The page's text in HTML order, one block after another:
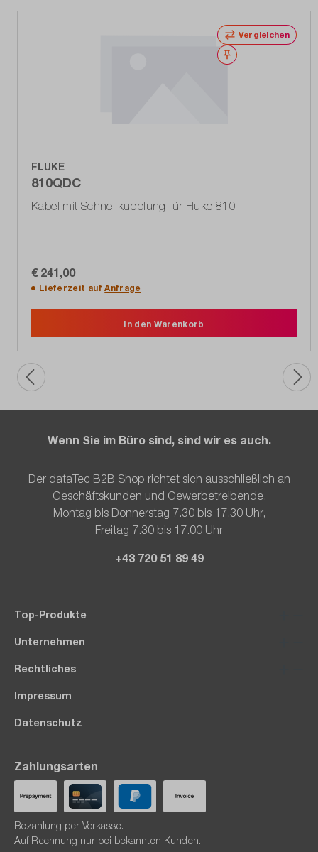
Vergleichen
Merken
FLUKE
810QDC
Kabel mit Schnellkupplung für Fluke 810
€ 241,00
Lieferzeit aufAnfrage
In den Warenkorb
Wenn Sie im Büro sind, sind wir es auch.
Der dataTec B2B Shop richtet sich ausschließlich an
Geschäftskunden und Gewerbetreibende.
Montag bis Donnerstag 7.30 bis 17.30 Uhr,
Freitag 7.30 bis 17.00 Uhr
+43 720 51 89 49
Top-Produkte
Unternehmen
Rechtliches
Impressum
Datenschutz
Zahlungsarten
Bezahlung per Vorkasse.
Auf Rechnung nur bei bekannten Kunden.